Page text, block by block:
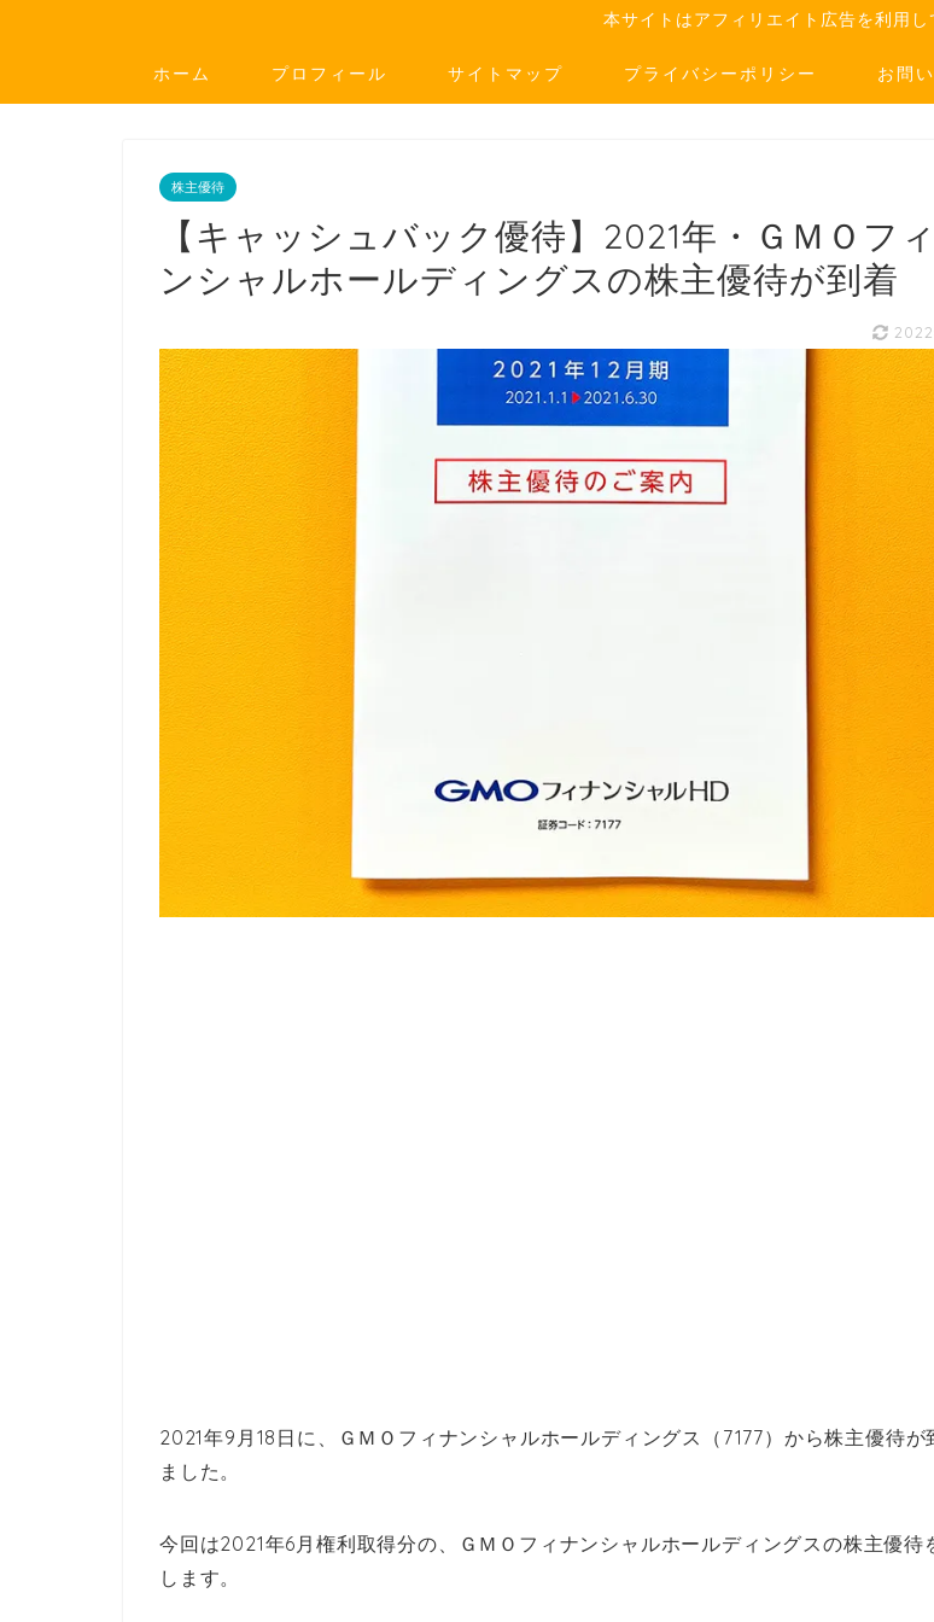
本サイトはアフィリエイト広告を利用し
ホーム プロフィール サイトマップ プライバシーポリシー お問
株主優待
【キャッシュバック優待】2021年・ＧＭＯフ
ンシャルホールディングスの株主優待が到着
2022
2021年9月18日に、ＧＭＯフィナンシャルホールディングス（7177）から株主優待が
ました。
今回は2021年6月権利取得分の、ＧＭＯフィナンシャルホールディングスの株主優待
します。